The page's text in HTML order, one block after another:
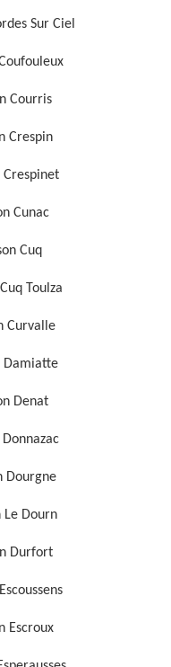
Sur Ciel
Courris
Crespin
Crespinet
Cunac
Cuq
Toulza
Curvalle
Damiatte
Denat
Dourgne
Le Dourn
Durfort
Escroux